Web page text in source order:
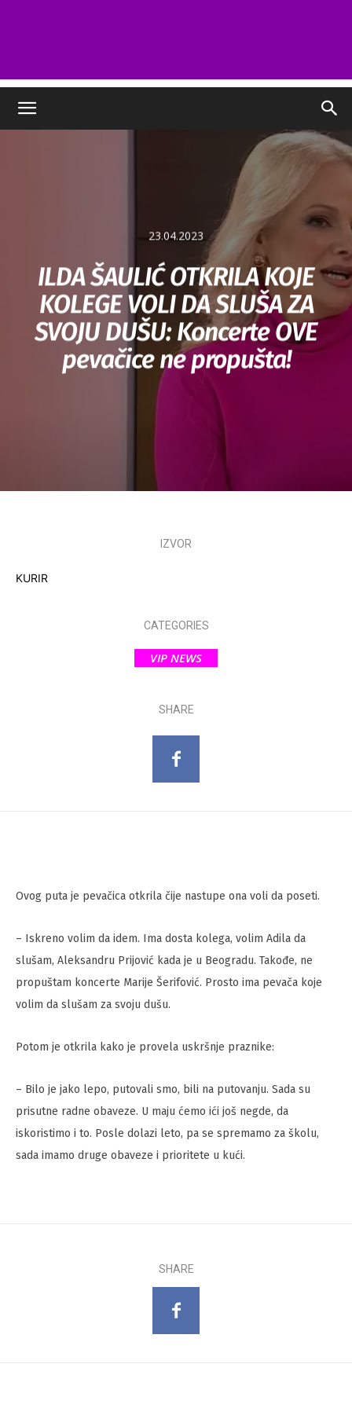
23.04.2023
ILDA ŠAULIĆ OTKRILA KOJE
KOLEGE VOLI DA SLUŠA ZA
SVOJU DUŠU: Koncerte OVE
pevačice ne propušta!
IZVOR
KURIR
CATEGORIES
VIP NEWS
SHARE
Ovog puta je pevačica otkrila čije nastupe ona voli da poseti.
– Iskreno volim da idem. Ima dosta kolega, volim Adila da
slušam, Aleksandru Prijović kada je u Beogradu. Takođe, ne
propuštam koncerte Marije Šerifović. Prosto ima pevača koje
volim da slušam za svoju dušu.
Potom je otkrila kako je provela uskršnje praznike:
– Bilo je jako lepo, putovali smo, bili na putovanju. Sada su
prisutne radne obaveze. U maju ćemo ići još negde, da
iskoristimo i to. Posle dolazi leto, pa se spremamo za školu,
sada imamo druge obaveze i prioritete u kući.
SHARE